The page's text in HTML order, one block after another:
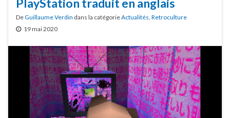
DeGuillaume Verdin dans la catégorieActualités Retroculture
19 mai 2020